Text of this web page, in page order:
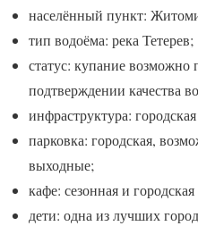
населённый пункт:
тип водоёма: река Тетерев;
статус: купание возможно
подтверждении качества
инфраструктура:
парковка: городская,
выходные;
кафе: сезонная и
дети: одна из лучших